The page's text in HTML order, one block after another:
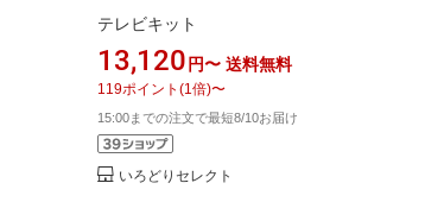
テレビキット
13,120 円〜 送料無料
119ポイント (1倍)〜
15:00までの注文で最短8/10お届け
いろどりセレクト